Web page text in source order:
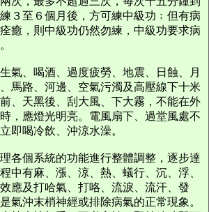
３至６個月後，方可練中級功﹔但有病
癒，則中級功仍然勿練，中級功要求病
氣、喝酒、過度疲勞、地震、日蝕、月
馬路、河邊、空氣污濁及高壓線下十米
、天黑後、刮大風、下大霧，不能在外
，應燈光明亮。電風扇下、過堂風處不
即喝冷飲、沖涼水澡。
各個系統的功能進行整體調整，逐步達
中有麻、漲、涼、熱、蟻行、沉、浮、
應及打哈氣、打咯、流淚、流汗、發
氣沖末梢神經或排除病氣的正常現象。